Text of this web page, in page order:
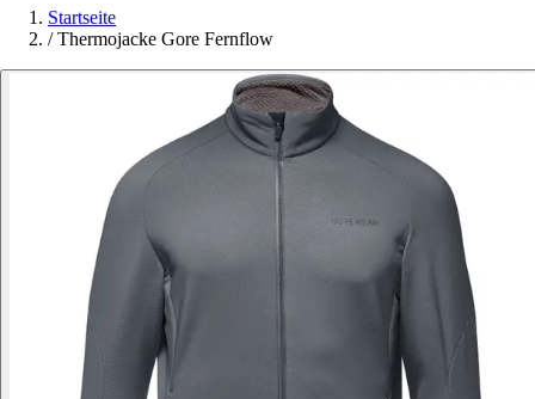
Startseite
/ Thermojacke Gore Fernflow